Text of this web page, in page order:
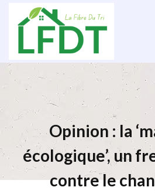
Opinion : la
écologique’, un
contre le